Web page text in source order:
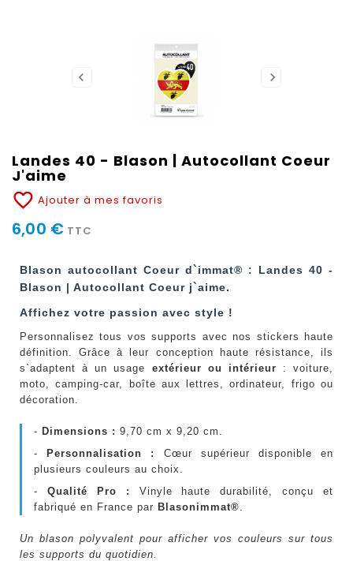
Landes 40 - Blason | Autocollant Coeur
J'aime
favorite_border Ajouter à mes favoris
6,00 € TTC
Blason autocollant Coeur d`immat® : Landes 40 -
Blason | Autocollant Coeur j`aime.
Affichez votre passion avec style !
Personnalisez tous vos supports avec nos stickers haute
définition. Grâce à leur conception haute résistance, ils
s`adaptent à un usage extérieur ou intérieur : voiture,
moto, camping-car, boîte aux lettres, ordinateur, frigo ou
décoration.
- Dimensions : 9,70 cm x 9,20 cm.
-
Personnalisation :
Cœur supérieur disponible en
plusieurs couleurs au choix.
- Qualité Pro :
Vinyle haute durabilité, conçu et
fabriqué en France par Blasonimmat®
Un blason polyvalent pour afficher vos couleurs sur tous
les supports du quotidien.